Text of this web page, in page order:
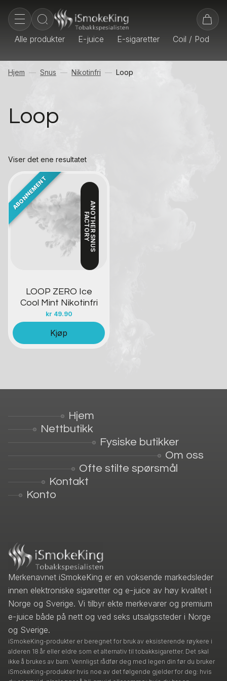
Alle produkter E-juice E-sigaretter Coil / Pod
Hjem Snus Nikotinfri Loop
Loop
Viser det ene resultatet
A
N
OT
H
E
R
S
N
U
S
FA
C
T
O
R
Y
LOOP ZERO Ice
Cool Mint Nikotinfri
kr 49.90
Kontakt oss
Kjøp
Hjem
Nettbutikk
Fysiske butikker
Om oss
Ofte stilte spørsmål
Kontakt
Konto
Merkenavnet iSmokeKing er en voksende markedsleder
innen elektroniske sigaretter og e-juice av høy kvalitet i
Norge og Sverige. Vi tilbyr ekte merkevarer og premium
e-juice både på nett og ved seks utsalgssteder i Norge
og Sverige.
iSmokeKing-produkter er beregnet for bruk av eksisterende røykere i
alderen 18 år eller eldre som et alternativ til tobakksigaretter. Det skal
ikke å brukes av barn. Vennligst rådfør deg med legen din før du bruker
iSmokeKing-produkter hvis noe av det følgende gjelder for deg: hvis